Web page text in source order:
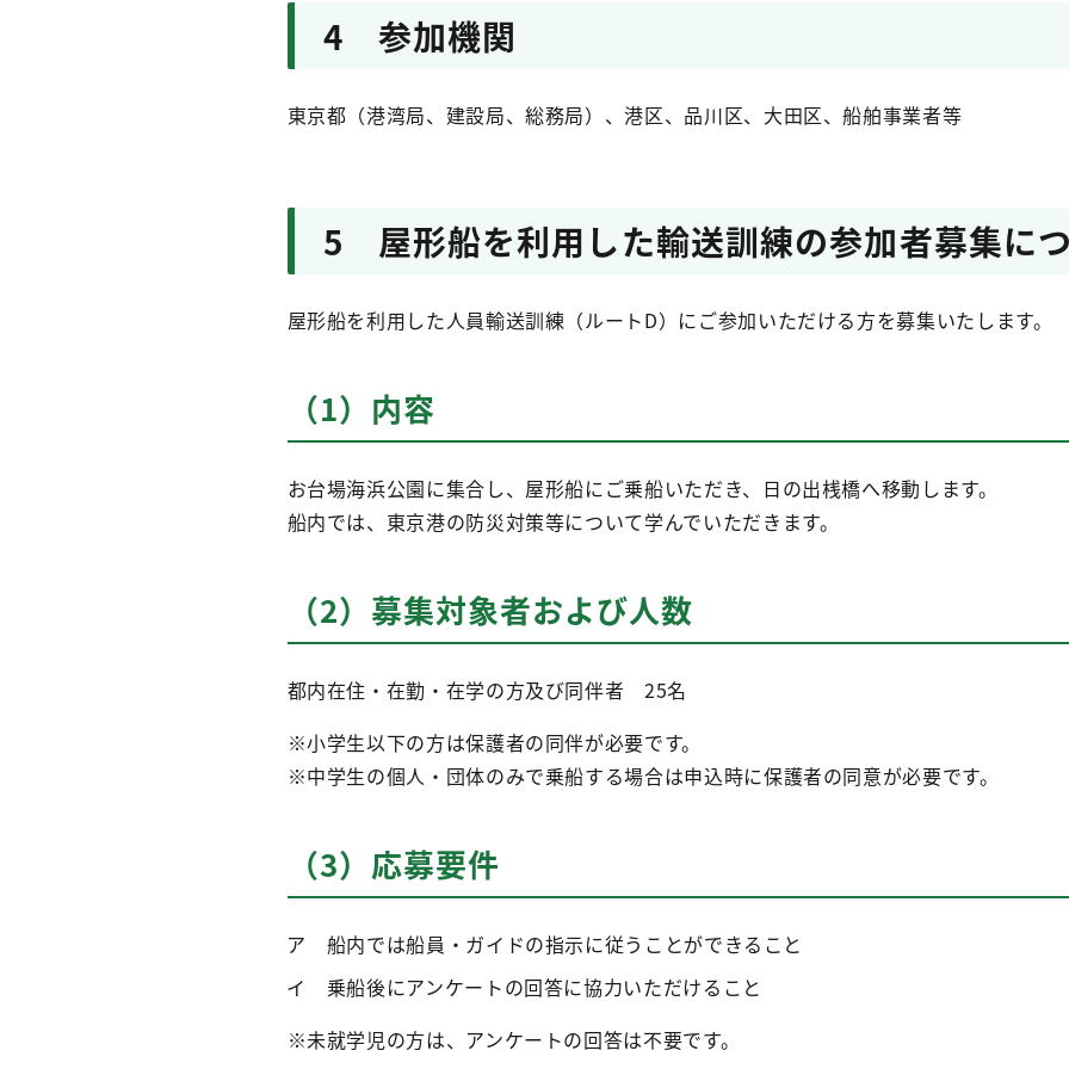
4 参加機関
東京都（港湾局、建設局、総務局）、港区、品川区、大田区、船舶事業者等
5 屋形船を利用した輸送訓練の参加者募集に
屋形船を利用した人員輸送訓練（ルートD）にご参加いただける方を募集いたします。
（1）内容
お台場海浜公園に集合し、屋形船にご乗船いただき、日の出桟橋へ移動します。
船内では、東京港の防災対策等について学んでいただきます。
（2）募集対象者および人数
都内在住・在勤・在学の方及び同伴者 25名
※小学生以下の方は保護者の同伴が必要です。
※中学生の個人・団体のみで乗船する場合は申込時に保護者の同意が必要です。
（3）応募要件
ア 船内では船員・ガイドの指示に従うことができること
イ 乗船後にアンケートの回答に協力いただけること
※未就学児の方は、アンケートの回答は不要です。